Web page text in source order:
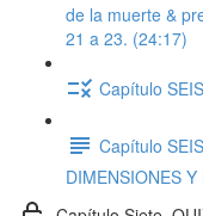
de la muerte &
21 a 23. (24:17)
Capítulo
Capítulo
DIMENSIONES